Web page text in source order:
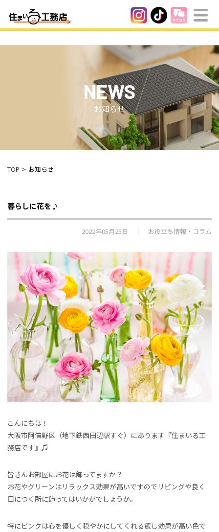
NEWS
お知らせ
TOP お知らせ
暮らしに花を♪
2022年05月25日 お役立ち情報・コラム
こんにちは！
大阪市阿倍野区（地下鉄西田辺駅すぐ）にあります『住まいる工
務店です』♫
皆さんお部屋にお花は飾ってますか？
お花やグリーンはリラックス効果が高いですのでリビングや良く
目につく所に飾ってはいかがでしょうか。
特にピンクは心を優しく穏やかにしてくれる癒し効果が高い色で